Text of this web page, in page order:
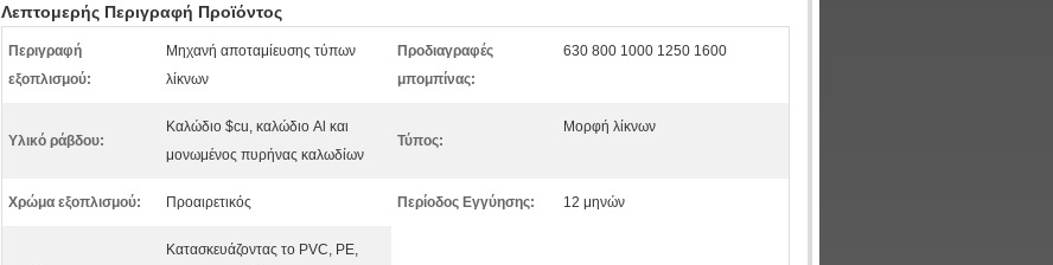
Λεπτομερής Περιγραφή Προϊόντος
Περιγραφή
εξοπλισμού:
Μηχανή αποταμίευσης τύπων
λίκνων
Προδιαγραφές
μπομπίνας:
630 800 1000 1250 1600
Υλικό ράβδου:
Καλώδιο $cu, καλώδιο Al και
μονωμένος πυρήνας καλωδίων
Τύπος:
Μορφή λίκνων
Χρώμα εξοπλισμού: Προαιρετικός Περίοδος Εγγύησης: 12 μηνών
Κατασκευάζοντας το PVC, PE,